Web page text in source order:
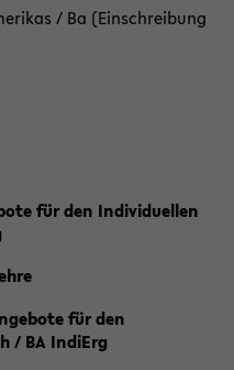
/ Ba (Einschreibung
für den Individuellen
für den
/ BA IndiErg